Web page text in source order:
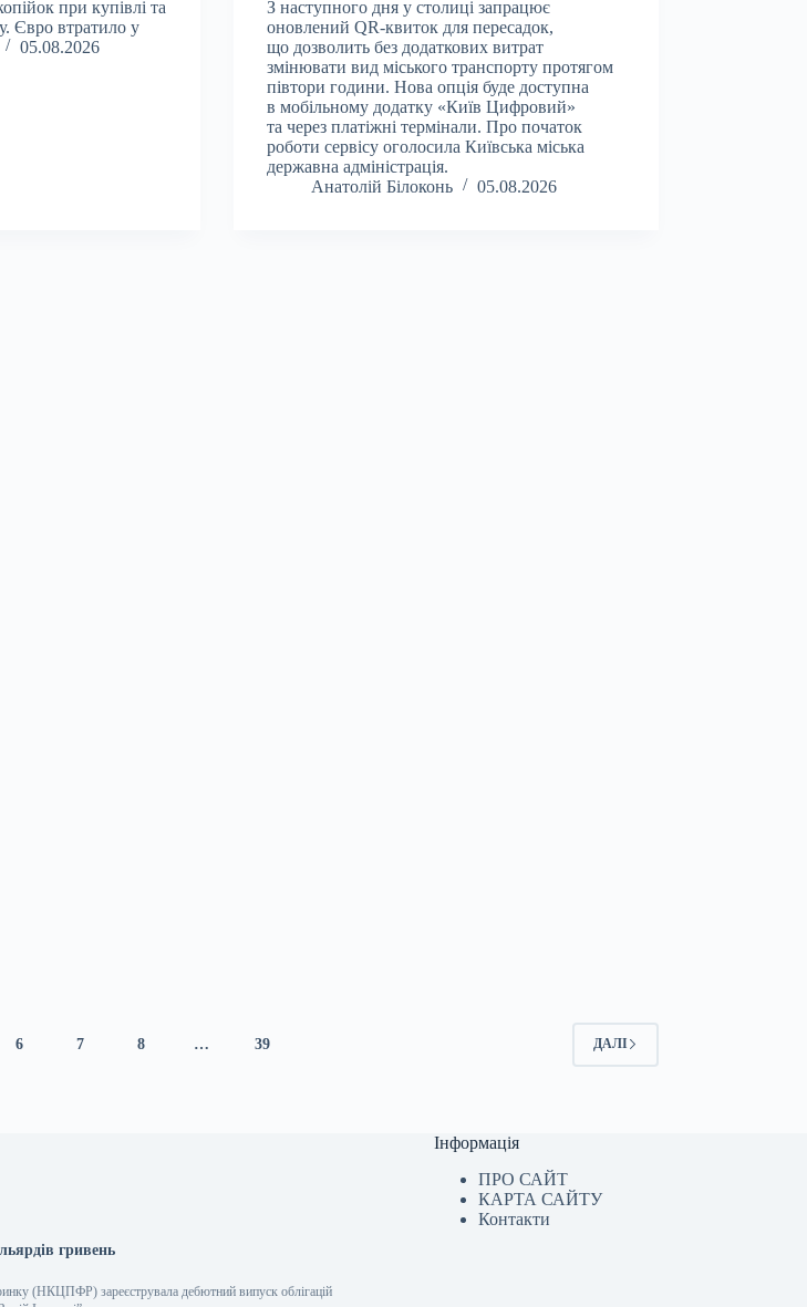
при купівлі та
Євро втратило у
05.08.2026
З наступного дня у столиці запрацює
оновлений QR-квиток для пересадок,
що дозволить без додаткових витрат
змінювати вид міського транспорту протягом
півтори години. Нова опція буде доступна
в мобільному додатку «Київ Цифровий»
та через платіжні термінали. Про початок
роботи сервісу оголосила Київська міська
державна адміністрація.
Анатолій Білоконь
05.08.2026
6 7 8 … 39 ДАЛІ
гривень
(НКЦПФР) зареєструвала дебютний випуск облігацій
Інформація
ПРО САЙТ
КАРТА САЙТУ
Контакти